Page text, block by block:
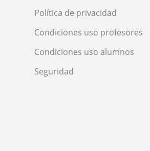
Política de privacidad
Condiciones uso profesores
Condiciones uso alumnos
Seguridad